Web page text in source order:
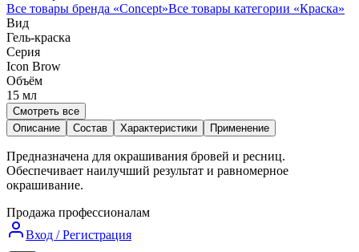
Все товары бренда «Concept»Все товары категории «Краска»
Вид
Гель-краска
Серия
Icon Brow
Объём
15 мл
Смотреть все
Описание
Состав Характеристики Применение
Предназначена для окрашивания бровей и ресниц.
Обеспечивает наилучший результат и равномерное
окрашивание.
Продажа профессионалам
Вход / Регистрация